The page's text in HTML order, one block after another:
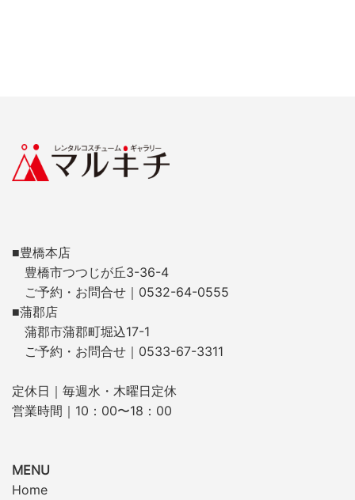
■豊橋本店
豊橋市つつじが丘3-36-4
ご予約・お問合せ｜0532-64-0555
■蒲郡店
蒲郡市蒲郡町堀込17-1
ご予約・お問合せ｜0533-67-3311
定休日｜毎週水・木曜日定休
営業時間｜10：00〜18：00
MENU
Home